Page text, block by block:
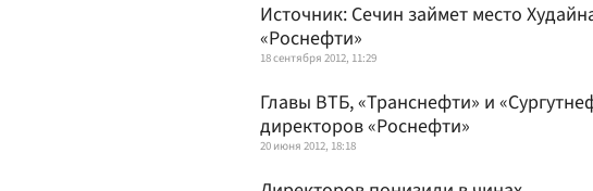
Источник: Сечин займет место
«Роснефти»
18 сентября 2012, 11:29
Главы ВТБ, «Транснефти» и
директоров «Роснефти»
20 июня 2012, 18:18